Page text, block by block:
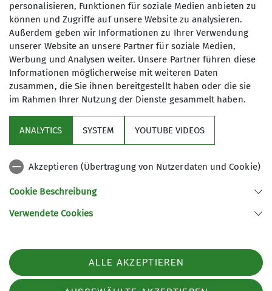
Vortragswart
Ortsstraße 65a
89312 Günzburg-Wasserburg
Preis
Eintritt frei, Gäste herzlich willkommen
Nützliche Links
Sektion Günzburg des Deutschen Alpenvereins e.V.
Telefon +4982219646199
personalisieren, Funktionen für soziale Medien anbieten zu
können und Zugriffe auf unsere Website zu analysieren.
Außerdem geben wir Informationen zu Ihrer Verwendung
unserer Website an unsere Partner für soziale Medien,
Werbung und Analysen weiter. Unsere Partner führen diese
Informationen möglicherweise mit weiteren Daten
zusammen, die Sie ihnen bereitgestellt haben oder die sie
im Rahmen Ihrer Nutzung der Dienste gesammelt haben.
ANALYTICS SYSTEM YOUTUBE VIDEOS
Akzeptieren (Übertragung von Nutzerdaten und Cookie)
Cookie Beschreibung
Verwendete Cookies
ALLE AKZEPTIEREN